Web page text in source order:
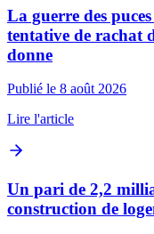
La guerre des
tentative de rachat
donne
Publié le 8 août 2026
Lire l'article
Un pari de 2,2
construction de